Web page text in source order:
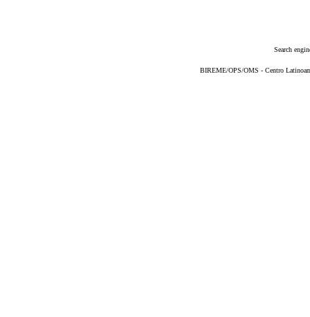
Search
BIREME/OPS/OMS - Centro